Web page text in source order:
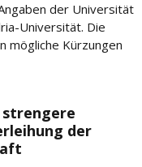
der Universität
Universität. Die
mögliche Kürzungen
der